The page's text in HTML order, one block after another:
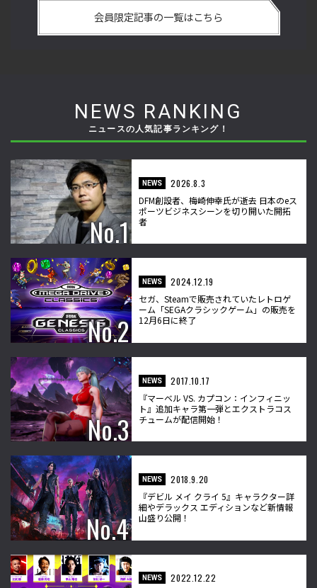
の強さは 「若さ」だけじゃないから説明します！【ストーム
久保のプロ格闘ゲーマーのゲンバから！ 第50回】
会員限定記事の一覧はこちら
NEWS RANKING
ニュースの人気記事ランキング！
NEWS
2026.8.3
DFM創設者、梅崎伸幸氏が逝去 日本のeス
ポーツビジネスシーンを切り開いた開拓
者
NEWS
2024.12.19
セガ、Steamで販売されていたレトロゲ
ーム「SEGAクラシックゲーム」の販売を
12月6日に終了
NEWS
2017.10.17
『マーベル VS. カプコン：インフィニッ
ト』追加キャラ第一弾とエクストラコス
チュームが配信開始！
NEWS
2018.9.20
『デビル メイ クライ 5』キャラクター詳
細やデラックス エディションなど新情報
山盛り公開！
NEWS
2022.12.22